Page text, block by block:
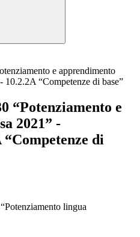
e apprendimento
10.2.2A “Competenze di base”
“Potenziamento e
2021” -
“Competenze di
lingua